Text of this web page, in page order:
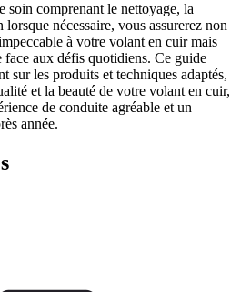
soin comprenant le nettoyage, la
nécessaire, vous assurerez non
à votre volant en cuir mais
face aux défis quotidiens. Ce guide
sur les produits et techniques adaptés,
et la beauté de votre volant en cuir,
de conduite agréable et un
année.